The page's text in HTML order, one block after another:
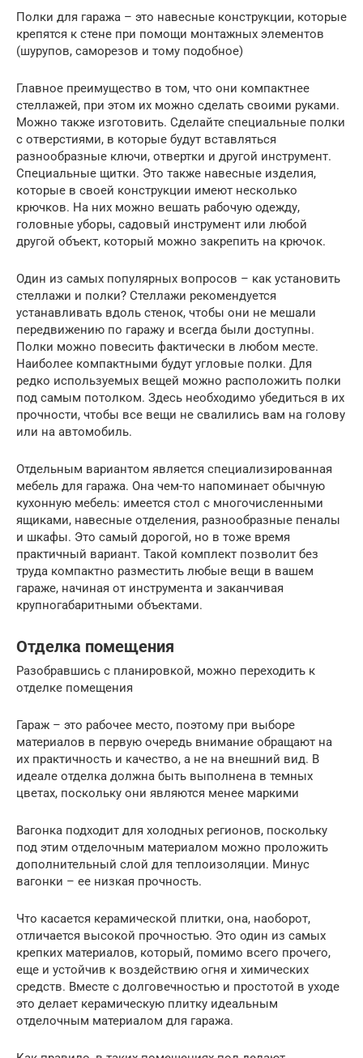
Полки для гаража – это навесные конструкции, которые
крепятся к стене при помощи монтажных элементов
(шурупов, саморезов и тому подобное)
Главное преимущество в том, что они компактнее
стеллажей, при этом их можно сделать своими руками.
Можно также изготовить. Сделайте специальные полки
с отверстиями, в которые будут вставляться
разнообразные ключи, отвертки и другой инструмент.
Специальные щитки. Это также навесные изделия,
которые в своей конструкции имеют несколько
крючков. На них можно вешать рабочую одежду,
головные уборы, садовый инструмент или любой
другой объект, который можно закрепить на крючок.
Один из самых популярных вопросов – как установить
стеллажи и полки? Стеллажи рекомендуется
устанавливать вдоль стенок, чтобы они не мешали
передвижению по гаражу и всегда были доступны.
Полки можно повесить фактически в любом месте.
Наиболее компактными будут угловые полки. Для
редко используемых вещей можно расположить полки
под самым потолком. Здесь необходимо убедиться в их
прочности, чтобы все вещи не свалились вам на голову
или на автомобиль.
Отдельным вариантом является специализированная
мебель для гаража. Она чем-то напоминает обычную
кухонную мебель: имеется стол с многочисленными
ящиками, навесные отделения, разнообразные пеналы
и шкафы. Это самый дорогой, но в тоже время
практичный вариант. Такой комплект позволит без
труда компактно разместить любые вещи в вашем
гараже, начиная от инструмента и заканчивая
крупногабаритными объектами.
Отделка помещения
Разобравшись с планировкой, можно переходить к
отделке помещения
Гараж – это рабочее место, поэтому при выборе
материалов в первую очередь внимание обращают на
их практичность и качество, а не на внешний вид. В
идеале отделка должна быть выполнена в темных
цветах, поскольку они являются менее маркими
Вагонка подходит для холодных регионов, поскольку
под этим отделочным материалом можно проложить
дополнительный слой для теплоизоляции. Минус
вагонки – ее низкая прочность.
Что касается керамической плитки, она, наоборот,
отличается высокой прочностью. Это один из самых
крепких материалов, который, помимо всего прочего,
еще и устойчив к воздействию огня и химических
средств. Вместе с долговечностью и простотой в уходе
это делает керамическую плитку идеальным
отделочным материалом для гаража.